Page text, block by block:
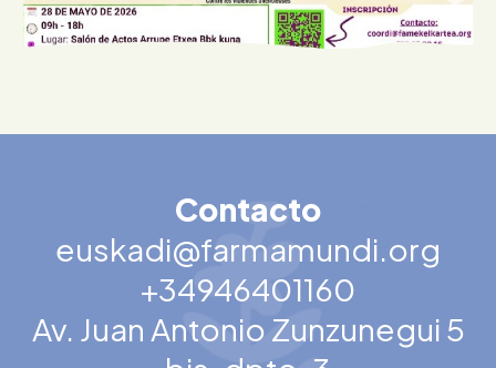
Contacto
euskadi@farmamundi.org
+34946401160
Av. Juan Antonio Zunzunegui 5